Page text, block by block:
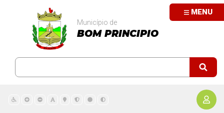
MENU
Município de
BOM PRINCIPIO